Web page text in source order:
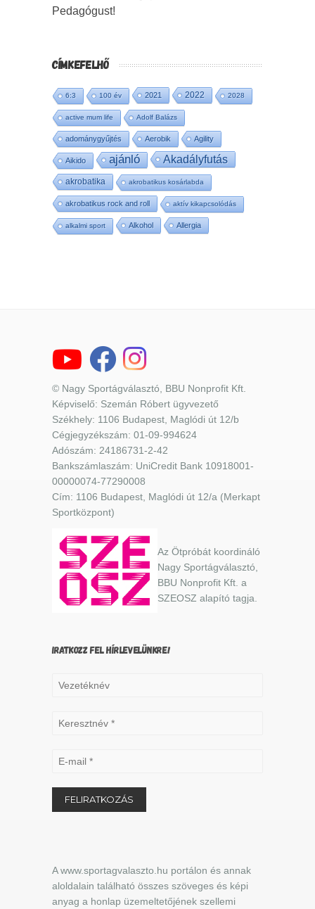
Pedagógust!
CÍMKEFELHŐ
6:3 100 év 2021 2022 2028
active mum life Adolf Balázs
adománygyűjtés Aerobik Agility
Aikido ajánló Akadályfutás
akrobatika akrobatikus kosárlabda
akrobatikus rock and roll aktív kikapcsolódás
alkalmi sport Alkohol Allergia
© Nagy Sportágválasztó, BBU Nonprofit Kft.
Képviselő: Szemán Róbert ügyvezető
Székhely: 1106 Budapest, Maglódi út 12/b
Cégjegyzékszám: 01-09-994624
Adószám: 24186731-2-42
Bankszámlaszám: UniCredit Bank 10918001-
00000074-77290008
Cím: 1106 Budapest, Maglódi út 12/a (Merkapt
Sportközpont)
Az Ötpróbát koordináló
Nagy Sportágválasztó,
BBU Nonprofit Kft. a
SZEOSZ alapító tagja.
IRATKOZZ FEL HÍRLEVELÜNKRE!
A www.sportagvalaszto.hu portálon és annak
aloldalain található összes szöveges és képi
anyag a honlap üzemeltetőjének szellemi